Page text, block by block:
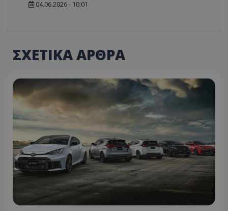
04.06.2026 - 10:01
ΣΧΕΤΙΚΑ ΑΡΘΡΑ